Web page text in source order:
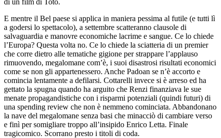
E mentre il Bel paese si applica in maniera pessima al futile (e tutti lì
a godersi lo spettacolo), a settembre scatteranno clausole di
salvaguardia e manovre economiche lacrime e sangue. Ce lo chiede
l’Europa? Questa volta no. Ce lo chiede la sciatteria di un premier
che corre dietro alle tematiche gigione per strappare l’applauso
rimuovendo, megalomane com’è, i suoi disastrosi risultati economici
come se non gli appartenessero. Anche Padoan se n’è accorto e
comincia lentamente a defilarsi. Cottarelli invece si è arreso ed ha
gettato la spugna quando ha arguito che Renzi finanziava le sue
menate propagandistiche con i risparmi potenziali (quindi futuri) di
una spending review che non è nemmeno cominciata. Abbandonano
la nave del megalomane senza basi che minacciò di cambiare verso
e finì per somigliare troppo all’insipido Enrico Letta. Finale
tragicomico. Scorrano presto i titoli di coda.